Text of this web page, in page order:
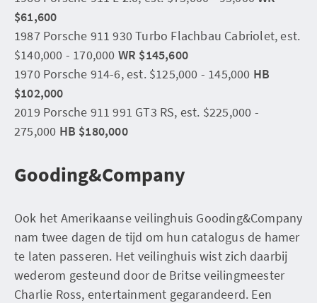
$61,600
1987 Porsche 911 930 Turbo Flachbau Cabriolet, est.
$140,000 - 170,000 WR $145,600
1970 Porsche 914-6, est. $125,000 - 145,000 HB
$102,000
2019 Porsche 911 991 GT3 RS, est. $225,000 -
275,000 HB $180,000
Gooding&Company
Ook het Amerikaanse veilinghuis Gooding&Company
nam twee dagen de tijd om hun catalogus de hamer
te laten passeren. Het veilinghuis wist zich daarbij
wederom gesteund door de Britse veilingmeester
Charlie Ross, entertainment gegarandeerd. Een